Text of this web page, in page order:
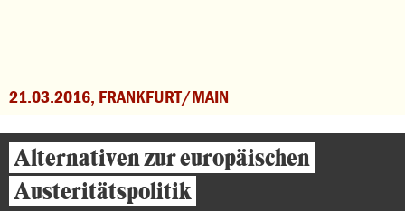
21.03.2016, FRANKFURT/MAIN
Alternativen zur europäischen
Austeritätspolitik